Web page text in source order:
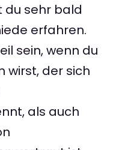
du sehr bald
erfahren.
sein, wenn du
der sich
als auch